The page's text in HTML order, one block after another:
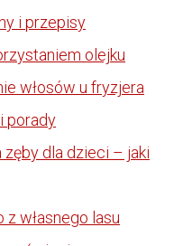
i przepisy
olejku
włosów u fryzjera
porady
zęby dla dzieci – jaki
własnego lasu